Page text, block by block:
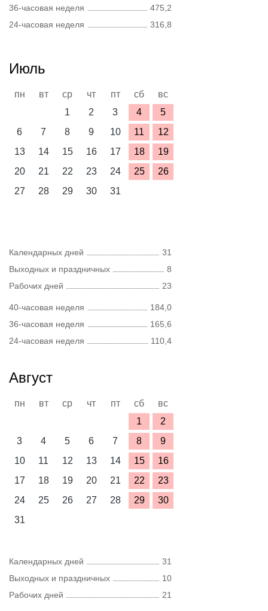
36-часовая неделя
475,2
24-часовая неделя
316,8
Июль
пн вт ср чт пт сб
вс
1
2 3 4
5
6
7 8 9 10 11
12
13
14 15 16 17 18
19
20
21 22 23 24 25
26
27
28 29 30 31
Календарных дней
31
Выходных и праздничных
8
Рабочих дней
23
40-часовая неделя
184,0
36-часовая неделя
165,6
24-часовая неделя
110,4
Август
пн вт ср чт пт сб
вс
1
2
3
4 5 6 7 8
9
10
11 12 13 14 15
16
17
18 19 20 21 22
23
24
25 26 27 28 29
30
31
Календарных дней
31
Выходных и праздничных
10
Рабочих дней
21